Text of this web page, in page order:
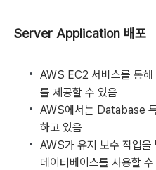
Server Application 배포
AWS EC2 서비스를 통해
를 제공할 수 있음
AWS에서는 Database
하고 있음
AWS가 유지 보수 작업을
데이터베이스를 사용할 수